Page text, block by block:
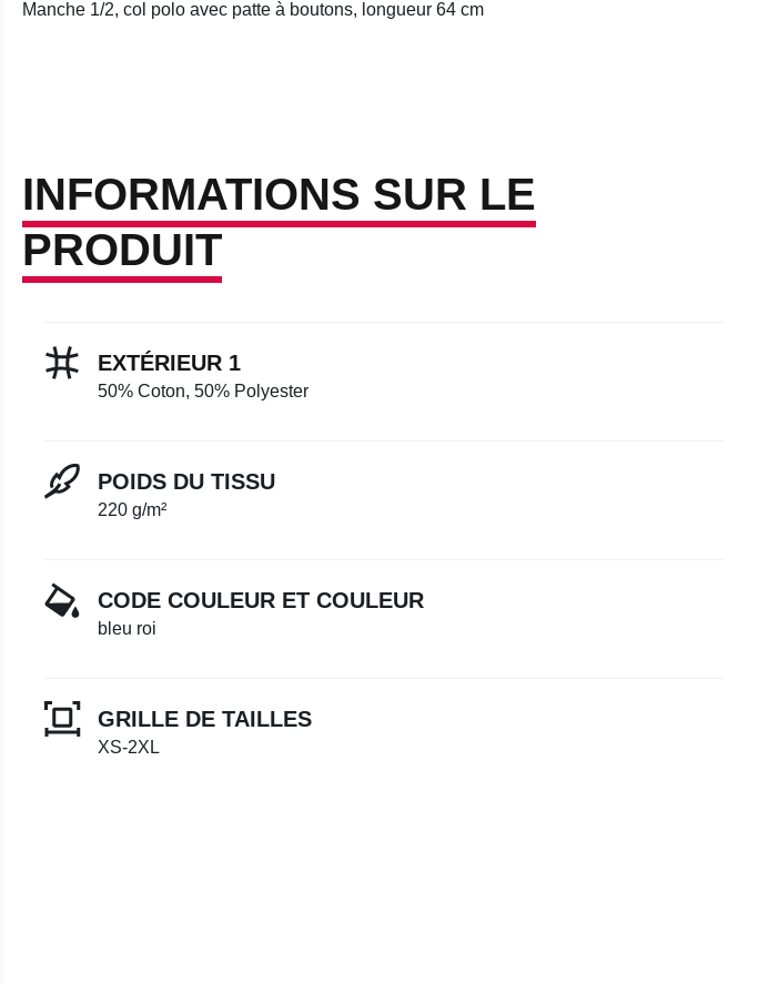
Manche 1/2, col polo avec patte à boutons, longueur 64 cm
INFORMATIONS SUR LE
PRODUIT
EXTÉRIEUR 1
50% Coton, 50% Polyester
POIDS DU TISSU
220 g/m²
CODE COULEUR ET COULEUR
bleu roi
GRILLE DE TAILLES
XS-2XL